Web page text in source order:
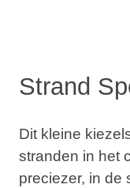
Strand
Dit kleine
stranden in het
preciezer, in de